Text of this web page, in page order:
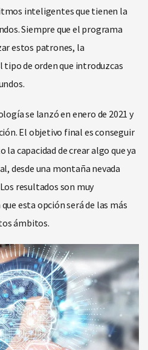
inteligentes que tienen la
Siempre que el programa
estos patrones, la
de orden que introduzcas
se lanzó en enero de 2021 y
El objetivo final es conseguir
capacidad de crear algo que ya
desde una montaña nevada
resultados son muy
esta opción será de las más
ámbitos.